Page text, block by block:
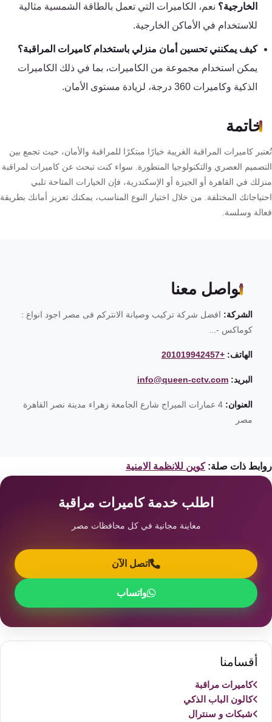
الخارجية؟نعم، الكاميرات التي تعمل بالطاقة الشمسية مثالية
للاستخدام في الأماكن الخارجية.
كيف يمكنني تحسين أمان منزلي باستخدام كاميرات المراقبة؟
يمكن استخدام مجموعة من الكاميرات، بما في ذلك الكاميرات
الذكية وكاميرات 360 درجة، لزيادة مستوى الأمان.
خاتمة
كاميرات المراقبة الغريبة خيارًا مبتكرًا للمراقبة والأمان، حيث تجمع بين
العصري والتكنولوجيا المتطورة. سواء كنت تبحث عن كاميرات لمراقبة
في القاهرة أو الجيزة أو الإسكندرية، فإن الخيارات المتاحة تلبي
المختلفة. من خلال اختيار النوع المناسب، يمكنك تعزيز أمانك بطريقة
وسلسة.
تواصل معنا
الشركة:افضل شركة تركيب وصيانة الانتركم فى مصر اجود انواع :
كوماكس -...
الهاتف: +201019942457
البريد: info@queen-cctv.com
العنوان:
4 عمارات الميراج شارع الجامعة زهراء مدينة نصر القاهرة
مصر
ذات صلة: كوين للانظمة الامنية
اطلب خدمة كاميرات مراقبة
معاينة مجانية في كل محافظات مصر
اتصل الآن
واتساب
أقسامنا
كاميرات مراقبة
كالون الباب الذكي
شبكات و سنترال